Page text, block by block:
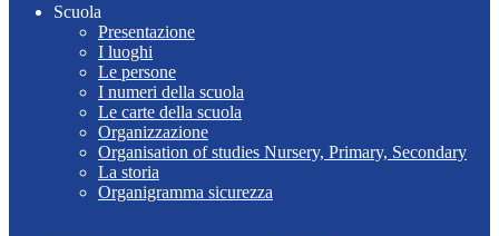
Scuola
Presentazione
I luoghi
Le persone
I numeri della scuola
Le carte della scuola
Organizzazione
Organisation of studies Nursery, Primary, Secondary
La storia
Organigramma sicurezza